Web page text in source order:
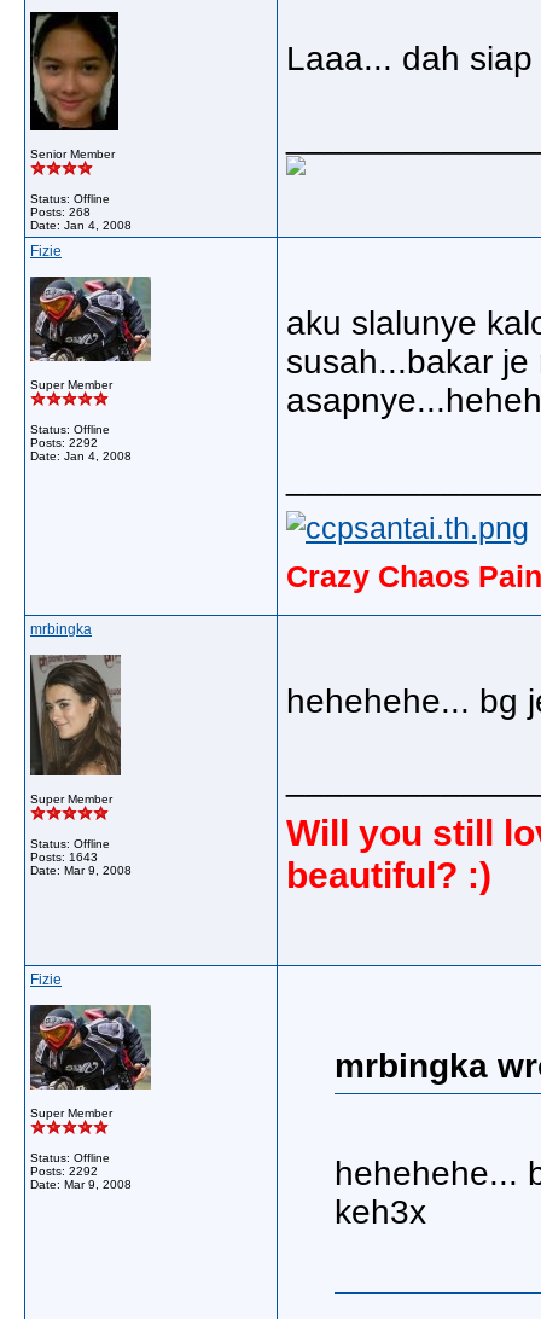
Senior Member
Status: Offline
Posts: 268
Date: Jan 4, 2008
Laaa... dah
Fizie
Super Member
Status: Offline
Posts: 2292
Date: Jan 4, 2008
aku slalunye
susah...bakar
Crazy Chaos
mrbingka
Super Member
Status: Offline
Posts: 1643
Date: Mar 9, 2008
hehehehe... bg
Will you still
beautiful? :)
Fizie
Super Member
Status: Offline
Posts: 2292
Date: Mar 9, 2008
mrbingka
hehehehe...
keh3x